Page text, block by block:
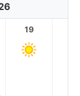
19